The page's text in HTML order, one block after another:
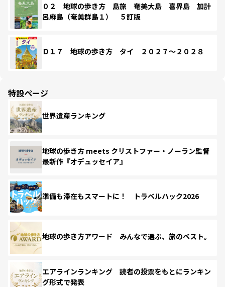
０２ 地球の歩き方 島旅 奄美大島 喜界島 加計
呂麻島（奄美群島１） ５訂版
Ｄ１７ 地球の歩き方 タイ ２０２７～２０２８
特設ページ
世界遺産ランキング
地球の歩き方 meets クリストファー・ノーラン監督
最新作『オデュッセイア』
準備も滞在もスマートに！ トラベルハック2026
地球の歩き方アワード みんなで選ぶ、旅のベスト。
エアラインランキング 読者の投票をもとにランキン
グ形式で発表